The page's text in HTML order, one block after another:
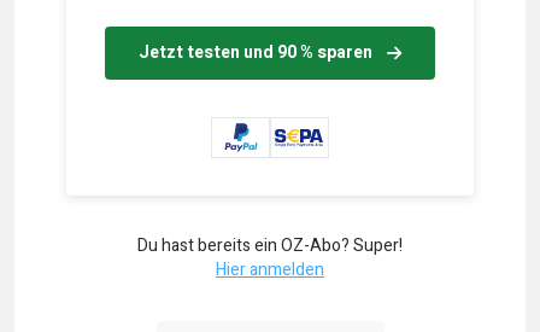
Jetzt testen und 90 % sparen
Du hast bereits ein OZ-Abo? Super!
Hier anmelden